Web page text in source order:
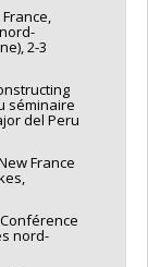
2-3
séminaire
del Peru
France
nord-